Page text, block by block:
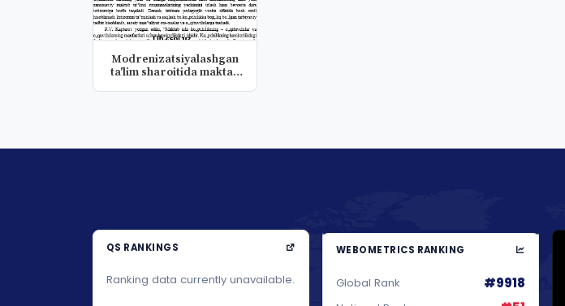
Modrenizatsiyalashgan
ta'lim sharoitida maktab
QS RANKINGS
Ranking data currently unavailable.
WEBOMETRICS RANKING
Global Rank #9918